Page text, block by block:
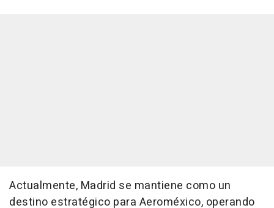
Actualmente, Madrid se mantiene como un
destino estratégico para Aeroméxico, operando